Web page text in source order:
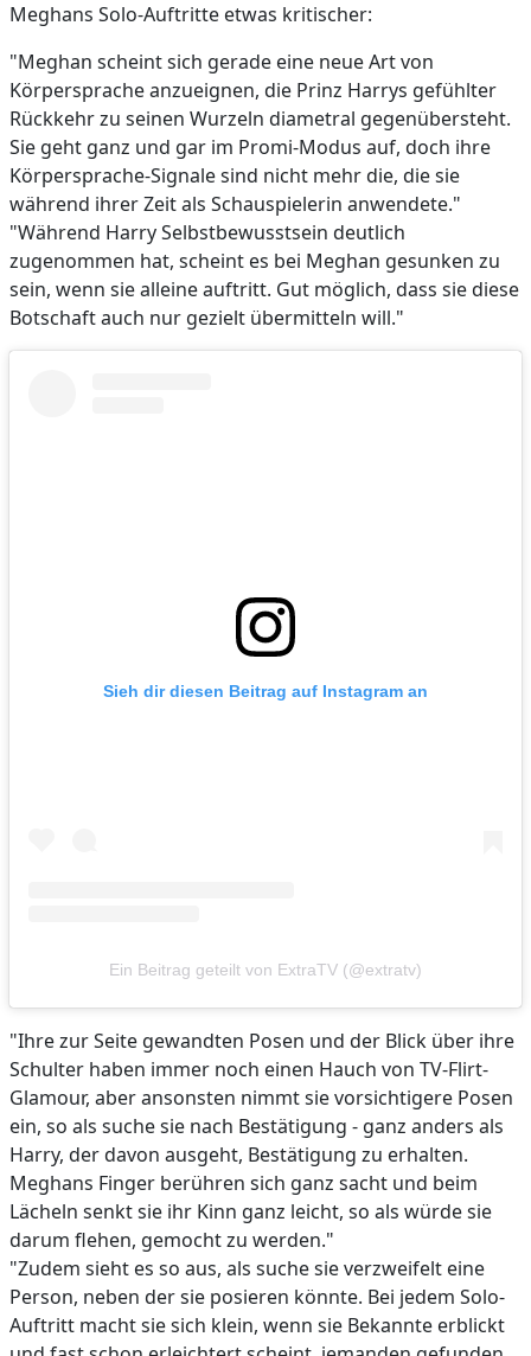
Meghans Solo-Auftritte etwas kritischer:
"Meghan scheint sich gerade eine neue Art von
Körpersprache anzueignen, die Prinz Harrys gefühlter
Rückkehr zu seinen Wurzeln diametral gegenübersteht.
Sie geht ganz und gar im Promi-Modus auf, doch ihre
Körpersprache-Signale sind nicht mehr die, die sie
während ihrer Zeit als Schauspielerin anwendete."
"Während Harry Selbstbewusstsein deutlich
zugenommen hat, scheint es bei Meghan gesunken zu
sein, wenn sie alleine auftritt. Gut möglich, dass sie diese
Botschaft auch nur gezielt übermitteln will."
Sieh dir diesen Beitrag auf Instagram an
Ein Beitrag geteilt von ExtraTV (@extratv)
"Ihre zur Seite gewandten Posen und der Blick über ihre
Schulter haben immer noch einen Hauch von TV-Flirt-
Glamour, aber ansonsten nimmt sie vorsichtigere Posen
ein, so als suche sie nach Bestätigung - ganz anders als
Harry, der davon ausgeht, Bestätigung zu erhalten.
Meghans Finger berühren sich ganz sacht und beim
Lächeln senkt sie ihr Kinn ganz leicht, so als würde sie
darum flehen, gemocht zu werden."
"Zudem sieht es so aus, als suche sie verzweifelt eine
Person, neben der sie posieren könnte. Bei jedem Solo-
Auftritt macht sie sich klein, wenn sie Bekannte erblickt